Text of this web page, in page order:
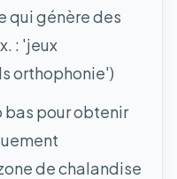
qui génère des
: 'jeux
orthophonie')
pour obtenir
de chalandise